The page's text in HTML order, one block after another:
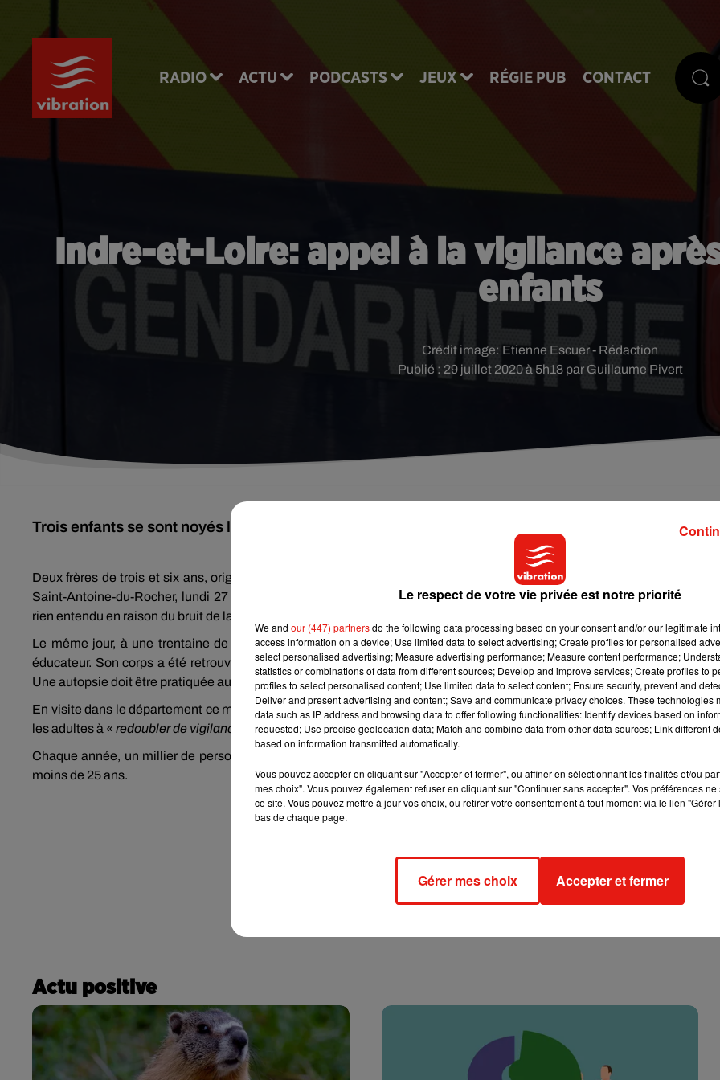
RADIO ACTU PODCASTS JEUX RÉGIE PUB CONTACT
Indre-et-Loire: appel à la vigilance
enfants
Publié : 29 juillet 2020 à 5h18 par Guillaume Pivert
Crédit image: Etienne Escuer - Rédaction
Trois enfants se sont noyés lundi 27 juillet en Touraine. Le gouvernement appelle à la vigilance.
Deux frères de trois et six ans, originaires de région parisienne, sont morts noyés dans la piscine de leur grands-parents
Saint-Antoine-du-Rocher, lundi 27 juillet. Selon
, le bassin était en phase de remplissage. Les adultes
rien entendu en raison du bruit de la pompe.
Le même jour, à une trentaine de kilomètres, un enfant était porté disparu à Château-la-Valière. Il aurait échappé à
éducateur. Son corps a été retrouvé hier matin dans le lac de Val-Joyeux par une équipe de plongeurs de la
Une autopsie doit être pratiquée aujourd’hui à Tours.
En visite dans le département ce mardi soir, le secrétaire d’Etat chargé de l’enfance et de la famille, Adrien Taquet, a
les adultes à « redoubler de vigilance pour stopper cette série noire ».
Chaque année, un millier de personnes meurent noyées en France. C’est la première cause de mort accidentelle chez
moins de 25 ans.
Actu positive
Le respect de votre vie privée est notre priorité
We and our (447) partnersdo the following data processing based on your consent and/or our legitimate
access information on a device; Use limited data to select advertising; Create profiles for personalised
select personalised advertising; Measure advertising performance; Measure content performance;
statistics or combinations of data from different sources; Develop and improve services; Create profiles to
profiles to select personalised content; Use limited data to select content; Ensure security, prevent and
Deliver and present advertising and content; Save and communicate privacy choices. These technologies
data such as IP address and browsing data to offer following functionalities: Identify devices based on
requested; Use precise geolocation data; Match and combine data from other data sources; Link different
based on information transmitted automatically.
Vous pouvez accepter en cliquant sur "Accepter et fermer", ou affiner en sélectionnant les finalités et/ou
mes choix". Vous pouvez également refuser en cliquant sur "Continuer sans accepter". Vos préférences
ce site. Vous pouvez mettre à jour vos choix, ou retirer votre consentement à tout moment via le lien
bas de chaque page.
Gérer mes choix Accepter et fermer